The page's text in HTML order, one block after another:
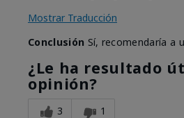
Mostrar Traducción
Conclusión Sí, recomendaría a
¿Le ha resultado
opinión?
3 1